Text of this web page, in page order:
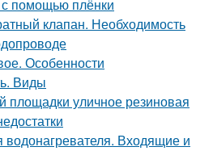
помощью плёнки
клапан. Необходимость
Особенности
Виды
площадки уличное резиновая
Входящие и